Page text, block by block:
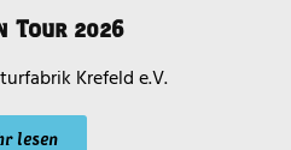
Tour 2026
Krefeld e.V.
lesen